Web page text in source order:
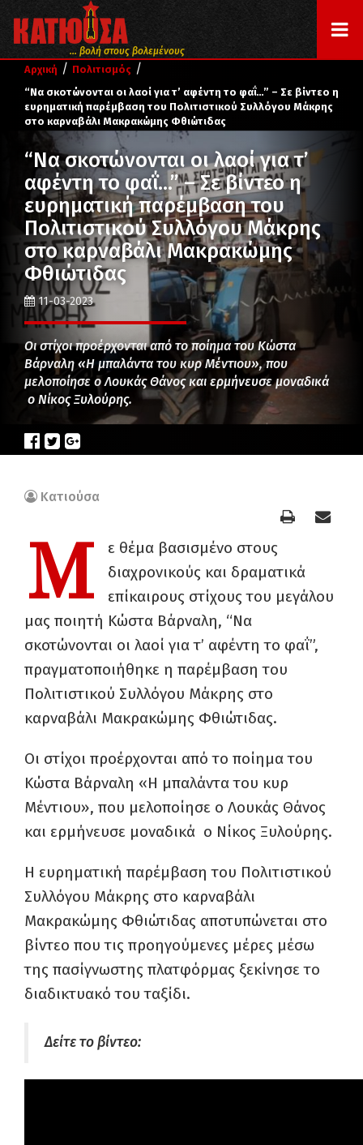
... βολή στους βολεμένους
Αρχική / Πολιτισμός /
“Να σκοτώνονται οι λαοί για τ’ αφέντη το φαΐ…” – Σε βίντεο η
ευρηματική παρέμβαση του Πολιτιστικού Συλλόγου Μάκρης
στο καρναβάλι Μακρακώμης Φθιώτιδας
“Να σκοτώνονται οι λαοί για τ’
αφέντη το φαΐ…” – Σε βίντεο η
ευρηματική παρέμβαση του
Πολιτιστικού Συλλόγου Μάκρης
στο καρναβάλι Μακρακώμης
Φθιώτιδας
11-03-2023
Οι στίχοι προέρχονται από το ποίημα του Κώστα
Βάρναλη «Η μπαλάντα του κυρ Μέντιου», που
μελοποίησε ο Λουκάς Θάνος και ερμήνευσε μοναδικά
ο Νίκος Ξυλούρης.
Κατιούσα
Μ
ε θέμα βασισμένο στους
διαχρονικούς και δραματικά
επίκαιρους στίχους του μεγάλου
μας ποιητή Κώστα Βάρναλη, “Να
σκοτώνονται οι λαοί για τ’ αφέντη το φαΐ”,
πραγματοποιήθηκε η παρέμβαση του
Πολιτιστικού Συλλόγου Μάκρης στο
καρναβάλι Μακρακώμης Φθιώτιδας.
Οι στίχοι προέρχονται από το ποίημα του
Κώστα Βάρναλη «Η μπαλάντα του κυρ
Μέντιου», που μελοποίησε ο Λουκάς Θάνος
και ερμήνευσε μοναδικά ο Νίκος Ξυλούρης.
Η ευρηματική παρέμβαση του Πολιτιστικού
Συλλόγου Μάκρης στο καρναβάλι
Μακρακώμης Φθιώτιδας αποτυπώνεται στο
βίντεο που τις προηγούμενες μέρες μέσω
της πασίγνωστης πλατφόρμας ξεκίνησε το
διαδικτυακό του ταξίδι.
Δείτε το βίντεο: